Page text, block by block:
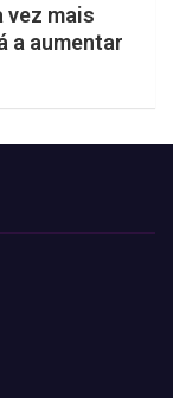
vez mais
a aumentar